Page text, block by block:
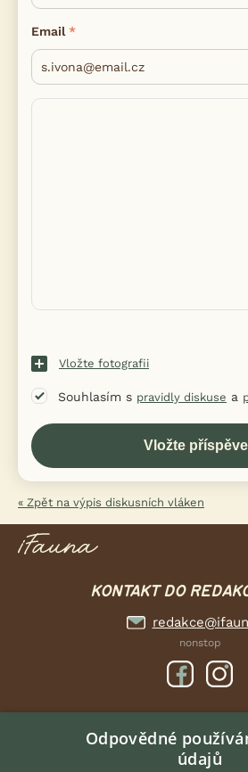
Email
Vložte fotografii
Souhlasím s pravidly diskuse a
« Zpět na výpis diskusních vláken
KONTAKT DO
nonstop
DOMOVSKÁ
INZERCE
Odpovědné
údajů